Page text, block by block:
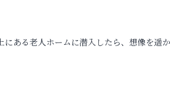
ある老人ホームに潜入したら、想像を遥